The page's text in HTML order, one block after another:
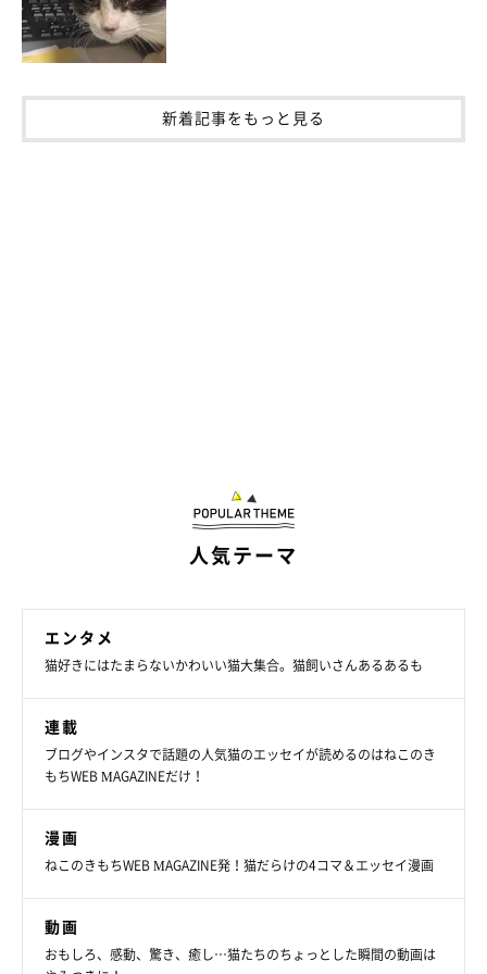
られたことについては、このように振り返っていました。
「なんて絶妙な位置に顔を埋めているんだ…。どんなスメルがす
るのか、どんな夢を見ているのかと興味は尽きませんでしたが、
新着記事をもっと見る
人気テーマ
エンタメ
猫好きにはたまらないかわいい猫大集合。猫飼いさんあるあるも
連載
ブログやインスタで話題の人気猫のエッセイが読めるのはねこのき
もちWEB MAGAZINEだけ！
漫画
ねこのきもちWEB MAGAZINE発！猫だらけの4コマ＆エッセイ漫画
動画
おもしろ、感動、驚き、癒し…猫たちのちょっとした瞬間の動画は